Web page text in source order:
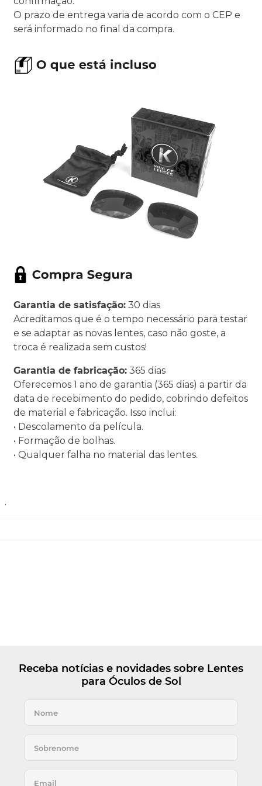
O prazo de entrega varia de acordo com o CEP e
será informado no final da compra.
Garantia de satisfação: 30 dias
Acreditamos que é o tempo necessário para testar
e se adaptar as novas lentes, caso não goste, a
troca é realizada sem custos!
Garantia de fabricação: 365 dias
Oferecemos 1 ano de garantia (365 dias) a partir da
data de recebimento do pedido, cobrindo defeitos
de material e fabricação. Isso inclui:
• Descolamento da película.
• Formação de bolhas.
• Qualquer falha no material das lentes.
.
Receba notícias e novidades sobre Lentes
para Óculos de Sol